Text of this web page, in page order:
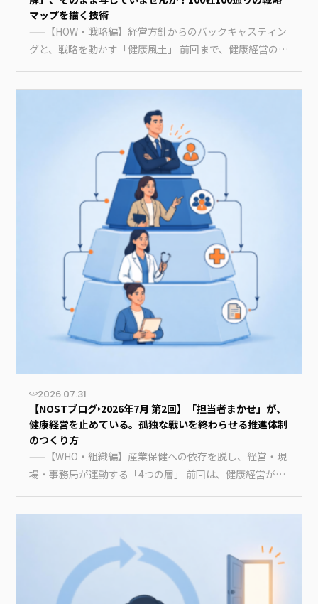
マップを描く技術
——【HOW・戦略編】経営方針からのバックキャスティン
グと、戦略を動かす「健康風土」 前回まで、健康経営の
2026.07.31
【NOSTブログ‣2026年7月 第2回】「担当者まかせ」が、
健康経営を止めている。孤独な戦いを終わらせる推進体制
のつくり方
——【WHO・組織編】産業保健への依存を脱し、経営・現
場・事務局が連動する「4つの層」 前回は、健康経営が